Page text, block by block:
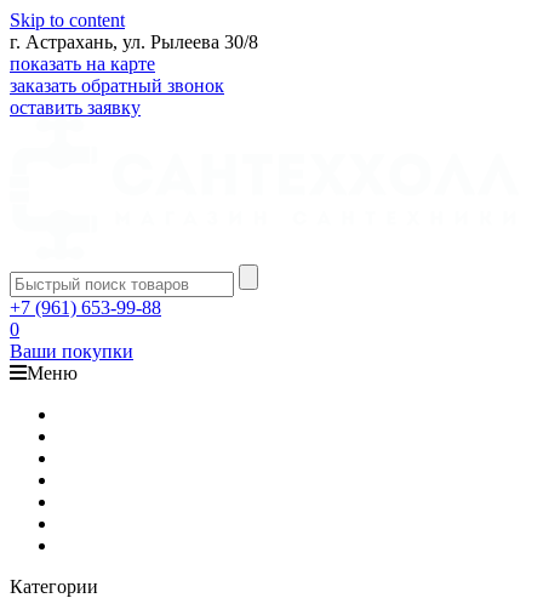
Skip to content
г. Астрахань, ул. Рылеева 30/8
показать на карте
заказать обратный звонок
оставить заявку
+7 (961) 653-99-88
0
Ваши покупки
Меню
Категории